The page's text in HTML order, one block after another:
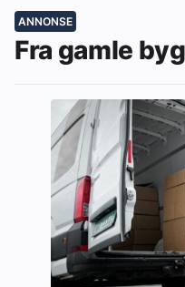
ANNONSE
Fra gamle